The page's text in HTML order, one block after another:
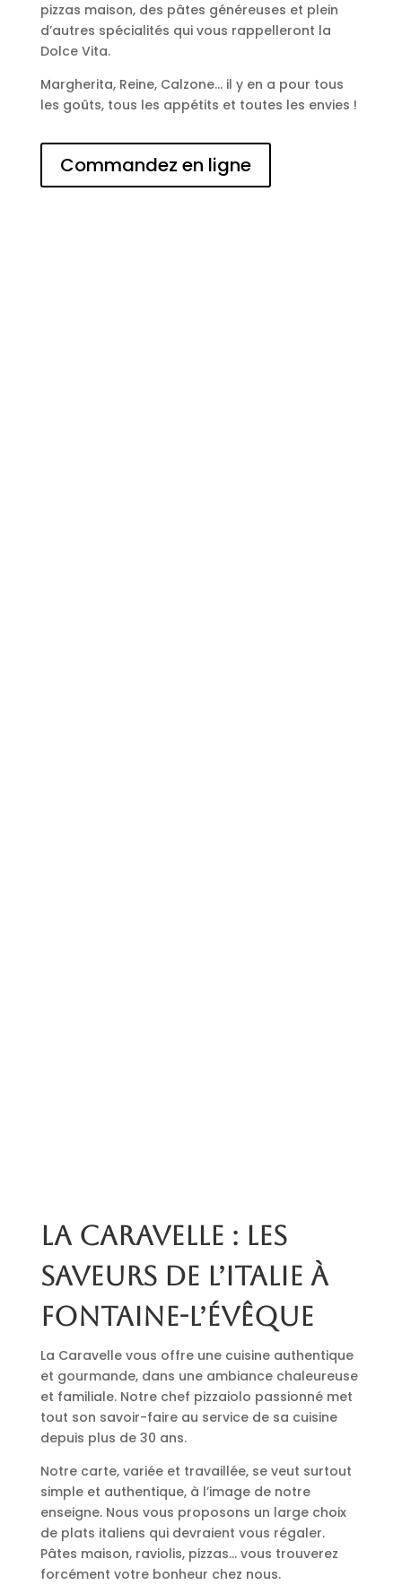
pizzas maison, des pâtes généreuses et plein
d’autres spécialités qui vous rappelleront la
Dolce Vita.
Margherita, Reine, Calzone… il y en a pour tous
les goûts, tous les appétits et toutes les envies !
Commandez en ligne
La Caravelle : les
saveurs de l’Italie à
Fontaine-l’Évêque
La Caravelle vous offre une cuisine authentique
et gourmande, dans une ambiance chaleureuse
et familiale. Notre chef pizzaiolo passionné met
tout son savoir-faire au service de sa cuisine
depuis plus de 30 ans.
Notre carte, variée et travaillée, se veut surtout
simple et authentique, à l’image de notre
enseigne. Nous vous proposons un large choix
de plats italiens qui devraient vous régaler.
Pâtes maison, raviolis, pizzas… vous trouverez
forcément votre bonheur chez nous.